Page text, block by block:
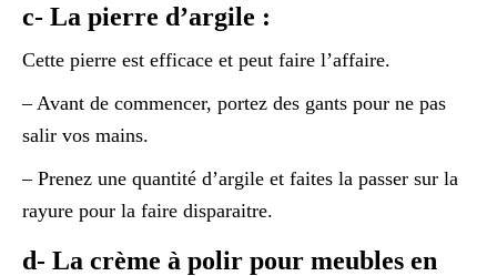
c- La pierre d’argile :
Cette pierre est efficace et peut faire l’affaire.
– Avant de commencer, portez des gants pour ne pas
salir vos mains.
– Prenez une quantité d’argile et faites la passer sur la
rayure pour la faire disparaitre.
d- La crème à polir pour meubles en